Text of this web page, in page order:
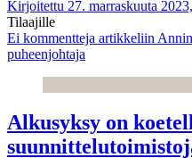
Kirjoitettu 27. marraskuuta
Tilaajille
Ei kommentteja artikkeliin
puheenjohtaja
Alkusyksy on